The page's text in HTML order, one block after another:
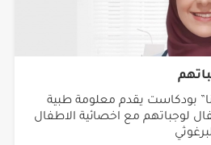
بودكاست يقدم معلومة طبية
لوجباتهم مع اخصائية الاطفال